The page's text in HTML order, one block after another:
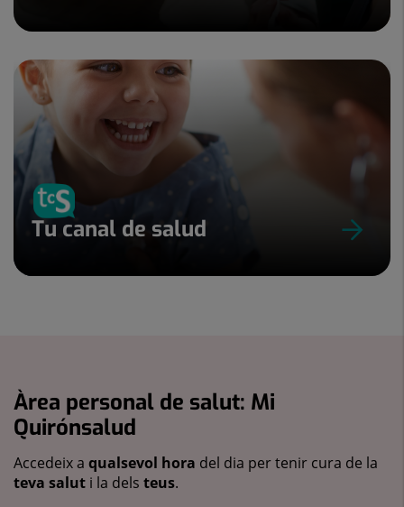
Tu canal de salud
Àrea personal de salut: Mi
Quirónsalud
Accedeix a qualsevol hora del dia per tenir cura de la
teva salut i la dels teus.